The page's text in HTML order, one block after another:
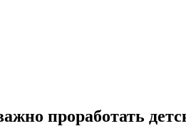
проработать